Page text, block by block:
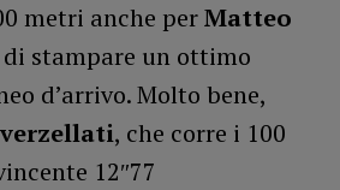
metri anche perMatteo
di stampare un ottimo
d’arrivo. Molto bene,
, che corre i 100
12″77